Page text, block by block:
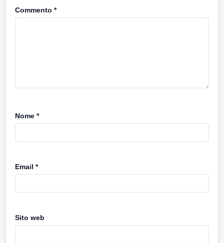
Commento *
Nome *
Email *
Sito web